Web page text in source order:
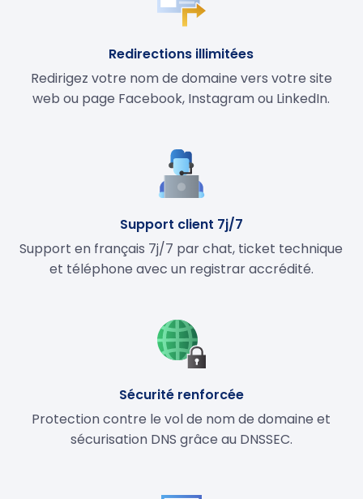
Redirections illimitées
Redirigez votre nom de domaine vers votre site
web ou page Facebook, Instagram ou LinkedIn.
Support client 7j/7
Support en français 7j/7 par chat, ticket technique
et téléphone avec un registrar accrédité.
Sécurité renforcée
Protection contre le vol de nom de domaine et
sécurisation DNS grâce au DNSSEC.